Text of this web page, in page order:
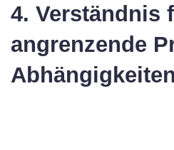
4. Verständnis
angrenzende
Abhängigkeiten